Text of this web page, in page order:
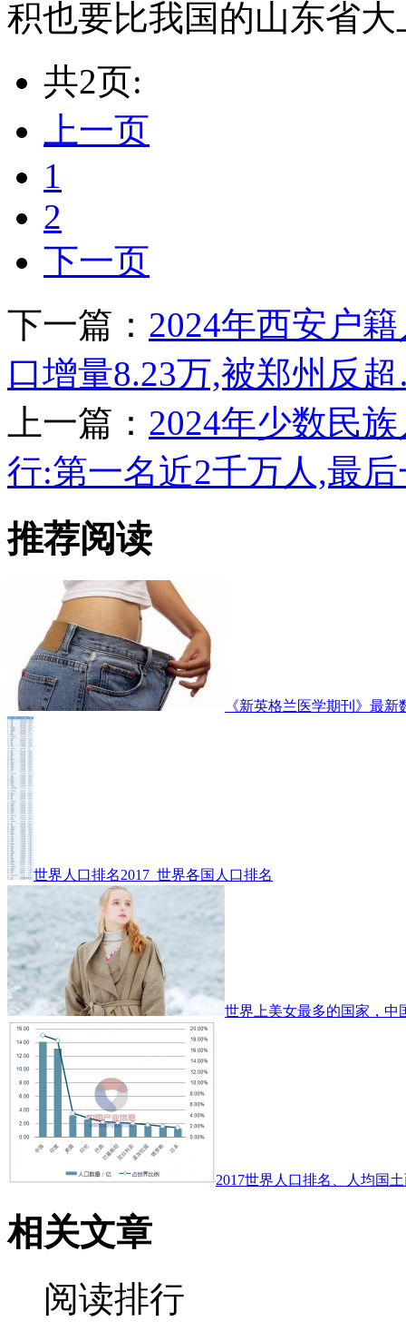
积也要比我国的山东省
共2页:
上一页
1
2
下一页
下一篇： 2024年西安户
口增量8.23万,被郑州反
上一篇： 2024年少数民
行:第一名近2千万人,最后
推荐阅读
《新英格兰医学期刊》最
世界人口排名2017_世界各国人口排名
世界上美女最多的国家，中
2017世界人口排名、人均国
相关文章
阅读排行